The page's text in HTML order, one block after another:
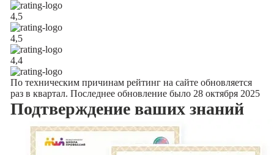
4,5
4,5
4,4
По техническим причинам рейтинг на сайте обновляется
раз в квартал. Последнее обновление было 28 октября 2025
Подтверждение ваших знаний